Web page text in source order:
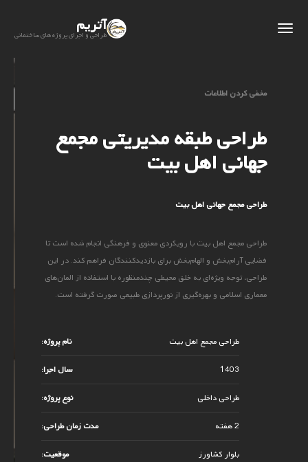
آتریم
طراحی و اجرای پروژه های ساختمانی
مخفی کردن اطلاعات
طراحی طبقه مدیریتی مجمع
جهانی اهل بیت
طراحی مجمع جهانی اهل بیت
طراحی مجمع اهل بیت با رویکردی معنوی و فرهنگی انجام شده است تا
فضایی آرام‌بخش و الهام‌بخش برای بازدیدکنندگان فراهم کند. در این
طراحی، توجه ویژه‌ای به خلق محیطی چندمنظوره با استفاده از المان‌های
معماری اسلامی و بهره‌گیری از نورپردازی طبیعی صورت گرفته است.
نام پروژه: طراحی مجمع اهل بیت
سال اجرا: 1403
نوع پروژه: طراحی داخلی
مدت زمان طراحی: 2 هفته
موقعیت: بلوار کشاورز